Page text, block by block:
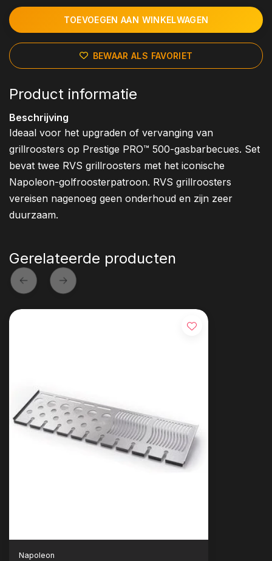
TOEVOEGEN AAN WINKELWAGEN
BEWAAR ALS FAVORIET
Product informatie
Beschrijving
Ideaal voor het upgraden of vervanging van
grillroosters op Prestige PRO™ 500-gasbarbecues. Set
bevat twee RVS grillroosters met het iconische
Napoleon-golfroosterpatroon. RVS grillroosters
vereisen nagenoeg geen onderhoud en zijn zeer
duurzaam.
Gerelateerde producten
Napoleon